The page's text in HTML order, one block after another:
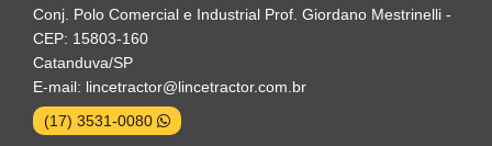
Conj. Polo Comercial e Industrial Prof. Giordano Mestrinelli -
CEP: 15803-160
Catanduva/SP
E-mail: lincetractor@lincetractor.com.br
(17) 3531-0080